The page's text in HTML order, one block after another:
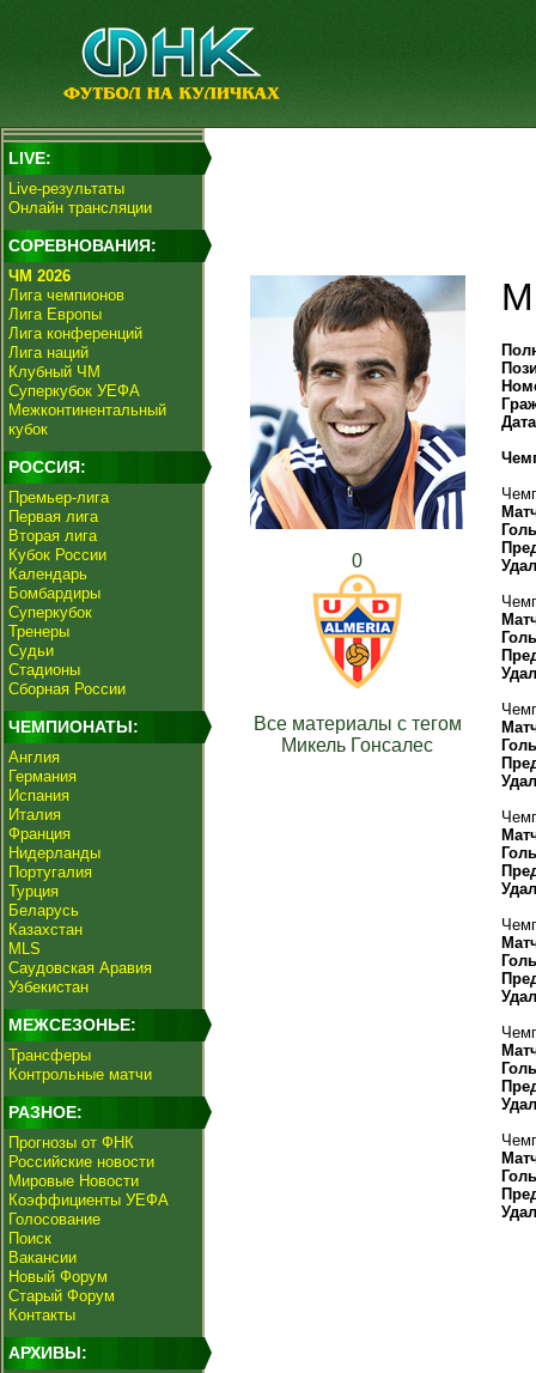
LIVE:
Live-результаты
Онлайн трансляции
СОРЕВНОВАНИЯ:
ЧМ 2026
Лига чемпионов
Лига Европы
Лига конференций
Лига наций
Клубный ЧМ
Суперкубок УЕФА
Межконтинентальный
кубок
РОССИЯ:
Премьер-лига
Первая лига
Вторая лига
Кубок России
Календарь
Бомбардиры
Суперкубок
Тренеры
Судьи
Стадионы
Сборная России
ЧЕМПИОНАТЫ:
Англия
Германия
Испания
Италия
Франция
Нидерланды
Португалия
Турция
Беларусь
Казахстан
MLS
Саудовская Аравия
Узбекистан
МЕЖСЕЗОНЬЕ:
Трансферы
Контрольные матчи
РАЗНОЕ:
Прогнозы от ФНК
Российские новости
Мировые Новости
Коэффициенты УЕФА
Голосование
Поиск
Вакансии
Новый Форум
Старый Форум
Контакты
АРХИВЫ:
0
Все материалы с тегом
Микель Гонсалес